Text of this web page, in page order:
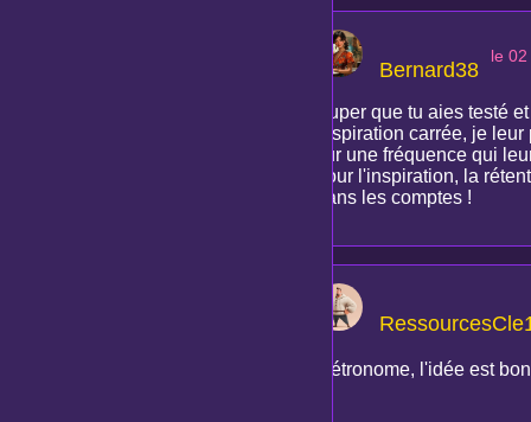
Bernard38
le
Super que tu aies testé
respiration carrée, je
sur une fréquence qui
pour l'inspiration, la
dans les comptes !
Métronome, l'idée est